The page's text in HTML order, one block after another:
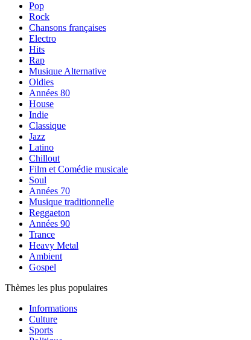
Pop
Rock
Chansons françaises
Electro
Hits
Rap
Musique Alternative
Oldies
Années 80
House
Indie
Classique
Jazz
Latino
Chillout
Film et Comédie musicale
Soul
Années 70
Musique traditionnelle
Reggaeton
Années 90
Trance
Heavy Metal
Ambient
Gospel
Thèmes les plus populaires
Informations
Culture
Sports